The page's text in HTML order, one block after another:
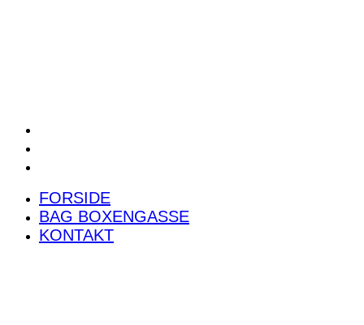
FORSIDE
BAG BOXENGASSE
KONTAKT